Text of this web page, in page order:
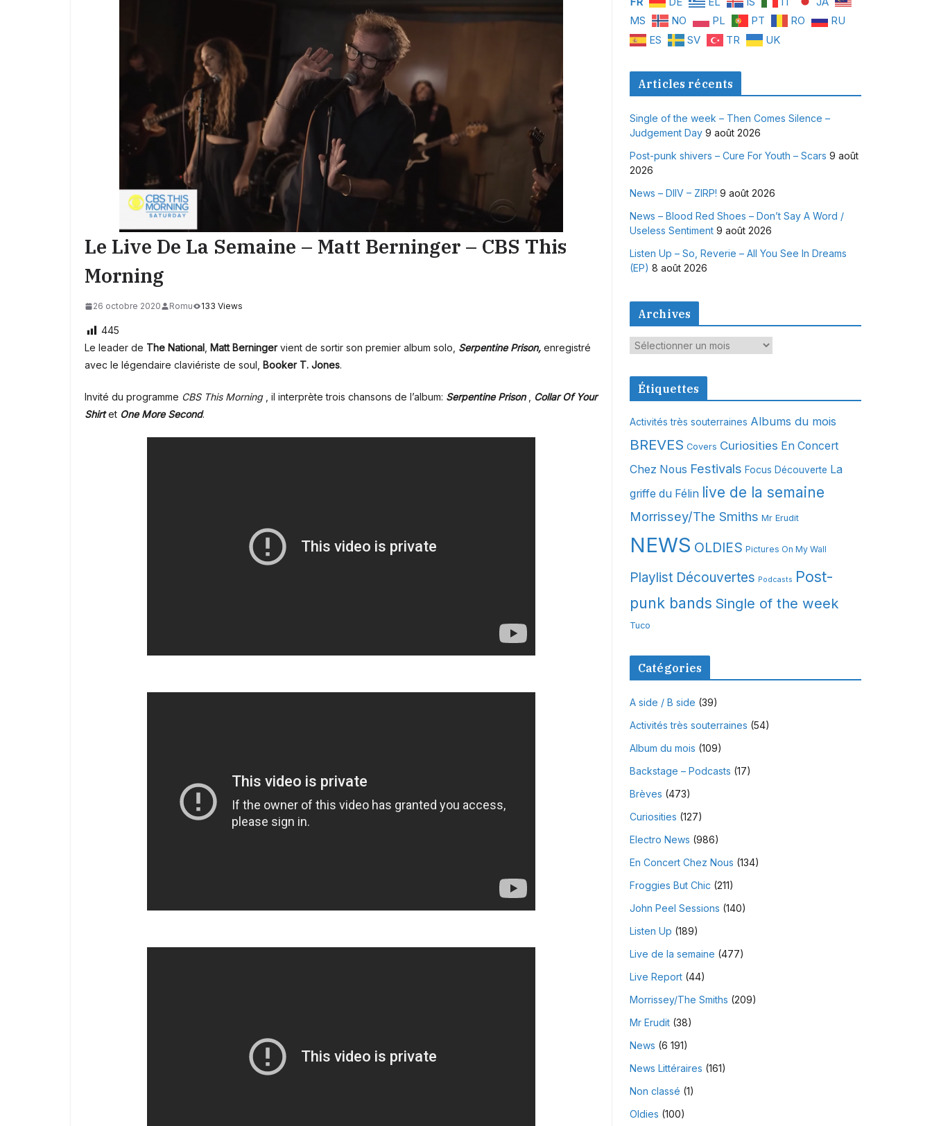
Le Live De La Semaine – Matt Berninger – CBS This
Morning
26 octobre 2020 Romu 133 Views
445
Le leader de The National Matt Berningervient de sortir son premier album solo, SerpentinePrison, enregistré
avec le légendaire claviériste de soul, Booker T. Jones.
Invité du programme CBS This Morning, il interprète trois chansons de l’album: Serpentine Prison,
Collar Of Your
Shirtet One More Second.
MS
NO PL PT RO
RU
ES
SV TR UK
Articles récents
Single of the week – Then Comes Silence –
Judgement Day 9 août 2026
Post-punk shivers – Cure For Youth – Scars 9 août
2026
News – DIIV – ZIRP! 9 août 2026
News – Blood Red Shoes – Don’t Say A Word /
Useless Sentiment 9 août 2026
Listen Up – So, Reverie – All You See In Dreams
(EP) 8 août 2026
Archives
A
c
e
s
Étiquettes
Activités très souterraines Albums du mois
BREVES Covers Curiosities En Concert
Chez Nous Festivals Focus Découverte La
griffe du Félin live de la semaine
Morrissey/The Smiths Mr Erudit
NEWS OLDIES Pictures On My Wall
Playlist Découvertes Podcasts Post-
punk bands Single of the week
Tuco
Catégories
A side / B side (39)
Activités très souterraines (54)
Album du mois (109)
Backstage – Podcasts (17)
Brèves (473)
Curiosities (127)
Electro News (986)
En Concert Chez Nous (134)
Froggies But Chic (211)
John Peel Sessions (140)
Listen Up (189)
Live de la semaine (477)
Live Report(44)
Morrissey/The Smiths (209)
Mr Erudit(38)
News (6 191)
News Littéraires (161)
Non classé (1)
Oldies (100)